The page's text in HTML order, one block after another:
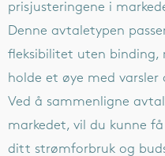
prisjusteringene i
Denne avtaletypen
fleksibilitet uten binding,
holde et øye med varsler
Ved å sammenligne
markedet, vil du kunne
ditt strømforbruk og